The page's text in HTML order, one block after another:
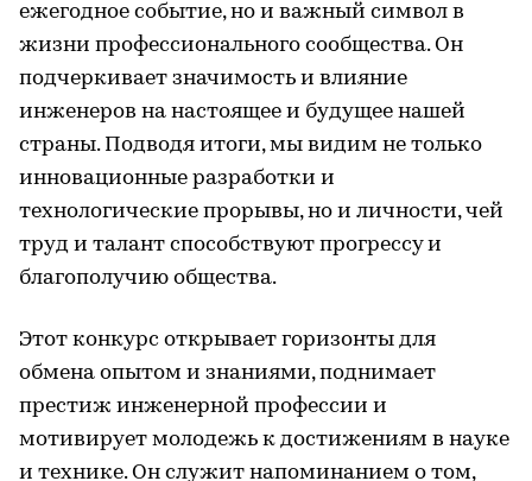
ежегодное событие, но и важный символ в
жизни профессионального сообщества. Он
подчеркивает значимость и влияние
инженеров на настоящее и будущее нашей
страны. Подводя итоги, мы видим не только
инновационные разработки и
технологические прорывы, но и личности, чей
труд и талант способствуют прогрессу и
благополучию общества.
Этот конкурс открывает горизонты для
обмена опытом и знаниями, поднимает
престиж инженерной профессии и
мотивирует молодежь к достижениям в науке
и технике. Он служит напоминанием о том,